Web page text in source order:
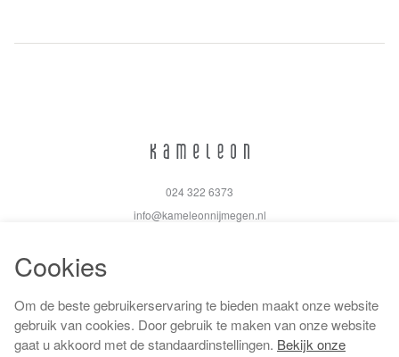
024 322 6373
info@kameleonnijmegen.nl
Algemene voorwaarden
Privacy policy
Cookiebeleid
Cookies
Om de beste gebruikerservaring te bieden maakt onze website
gebruik van cookies. Door gebruik te maken van onze website
gaat u akkoord met de standaardinstellingen. Bekijk onze